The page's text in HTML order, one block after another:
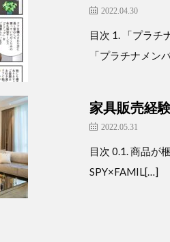
2022.04.30
目次 1. 「プラチ
「プラチナメン
家具販売経
2022.05.31
目次 0.1. 商品が
SPY×FAMIL[…]